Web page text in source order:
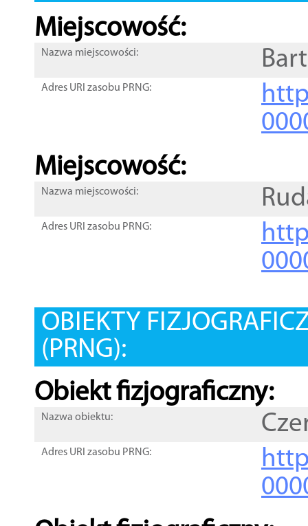
Miejscowość:
Nazwa miejscowości:
Adres URI zasobu PRNG:
Miejscowość:
Nazwa miejscowości:
Adres URI zasobu PRNG:
OBIEKTY
(PRNG):
Obiekt fizjograficzny:
Nazwa obiektu:
Adres URI zasobu PRNG: